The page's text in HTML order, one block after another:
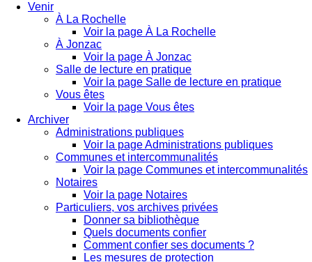
Venir
À La Rochelle
Voir la page À La Rochelle
À Jonzac
Voir la page À Jonzac
Salle de lecture en pratique
Voir la page Salle de lecture en pratique
Vous êtes
Voir la page Vous êtes
Archiver
Administrations publiques
Voir la page Administrations publiques
Communes et intercommunalités
Voir la page Communes et intercommunalités
Notaires
Voir la page Notaires
Particuliers, vos archives privées
Donner sa bibliothèque
Quels documents confier
Comment confier ses documents ?
Les mesures de protection